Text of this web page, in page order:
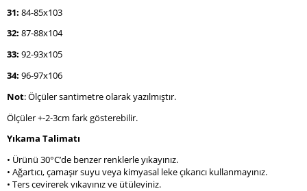
31: 84-85x103
32: 87-88x104
33: 92-93x105
34: 96-97x106
Not: Ölçüler santimetre olarak yazılmıştır.
Ölçüler +-2-3cm fark gösterebilir.
Yıkama Talimatı
• Ürünü 30°C’de benzer renklerle yıkayınız.
• Ağartıcı, çamaşır suyu veya kimyasal leke çıkarıcı kullanmayınız.
• Ters çevirerek yıkayınız ve ütüleyiniz.